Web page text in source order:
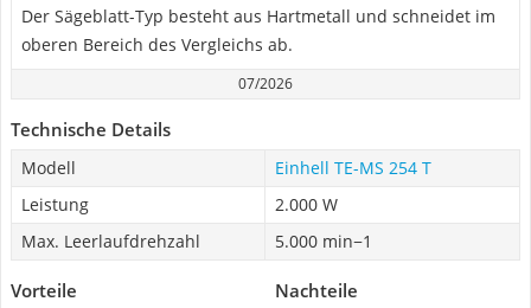
Der Sägeblatt-Typ besteht aus Hartmetall und schneidet im
oberen Bereich des Vergleichs ab.
07/2026
Technische Details
Modell
Einhell TE-MS 254 T
Leistung
2.000 W
Max. Leerlaufdrehzahl
5.000 min−1
Vorteile Nachteile